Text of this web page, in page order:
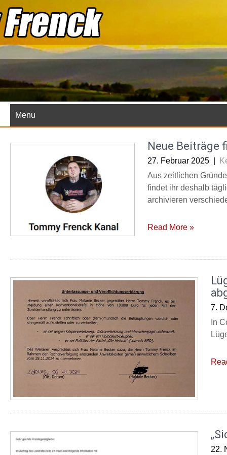
Skip
to
content
Menu
Neue Beiträge
27. Februar 2025
Aus zeitlichen
findet ihr deshalb
archivieren
Read More »
7.
In
22.